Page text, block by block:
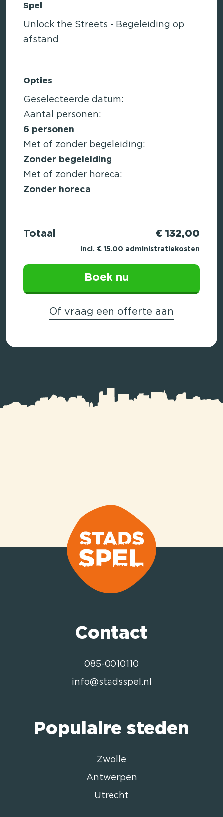
Spel
Unlock the Streets - Begeleiding op
afstand
Opties
Geselecteerde datum:
Aantal personen:
6 personen
Met of zonder begeleiding:
Zonder begeleiding
Met of zonder horeca:
Zonder horeca
Totaal € 132,00
incl. € 15.00 administratiekosten
Boek nu
Of vraag een offerte aan
Contact
085-0010110
info@stadsspel.nl
Populaire steden
Zwolle
Antwerpen
Utrecht